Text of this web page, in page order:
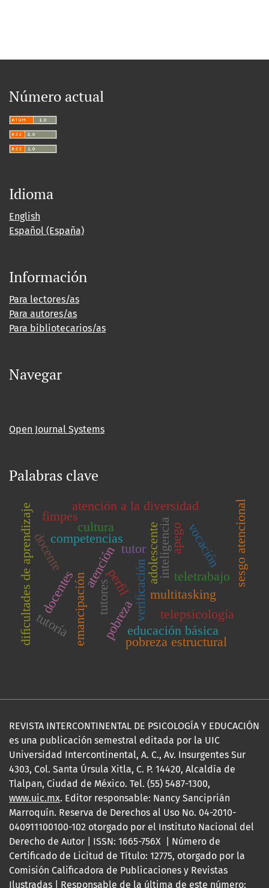
Número actual
Idioma
English
Español (España)
Información
Para lectores/as
Para autores/as
Para bibliotecarios/as
Navegar
Open Journal Systems
Palabras clave
multitasking
atención
emancipación veriﬁcación
inteligencia
competencias
tutores
docentes teletrabajo
apego
cultura
atención a la diversidad
diﬁcultades de aprendizaje educación básica
docente vocación
adolescente
tutor
tutoría
perﬁl sesgo atencional
telepsicología
pobreza
pobreza estructural
fimpes
REVISTA INTERCONTINENTAL DE PSICOLOGÍA Y EDUCACIÓN
es una publicación semestral editada por la UIC
Universidad Intercontinental, A. C., Av. Insurgentes Sur
4303, Col. Santa Úrsula Xitla, C. P. 14420, Alcaldía de
Tlalpan, Ciudad de México. Tel. (55) 5487-1300,
www.uic.mx. Editor responsable: Nancy Sanciprián
Marroquín. Reserva de Derechos al Uso No. 04-2010-
040911100100-102 otorgado por el Instituto Nacional del
Derecho de Autor | ISSN: 1665-756X | Número de
Certificado de Licitud de Título: 12775, otorgado por la
Comisión Calificadora de Publicaciones y Revistas
Ilustradas | Responsable de la última de este número: